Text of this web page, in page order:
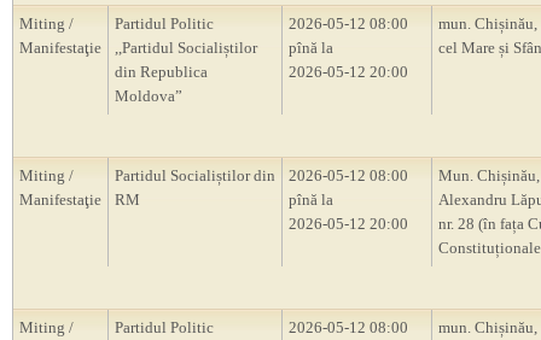
Miting /
Manifestaţie
Partidul Politic
,,Partidul Socialiștilor
din Republica
Moldova”
2026-05-12 08:00
pînă la
2026-05-12 20:00
mun. Chișinău,
cel Mare și
Miting /
Manifestaţie
Partidul Socialiștilor din
RM
2026-05-12 08:00
pînă la
2026-05-12 20:00
Mun. Chișinău,
Alexandru
nr. 28 (în fața
Miting /
Partidul Politic
2026-05-12 08:00
mun. Chișinău,